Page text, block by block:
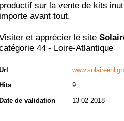
sur la vente de kits
avant tout.
et apprécier le site
44 - Loire-Atlantique
9
de validation
13-02-2018